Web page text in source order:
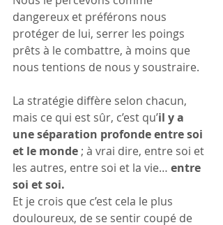
dangereux et préférons nous
protéger de lui, serrer les poings
prêts à le combattre, à moins que
nous tentions de nous y soustraire.
La stratégie diffère selon chacun,
mais ce qui est sûr, c’est qu’il y a
une séparation profonde entre soi
et le monde ; à vrai dire, entre soi et
les autres, entre soi et la vie… entre
soi et soi.
Et je crois que c’est cela le plus
douloureux, de se sentir coupé de